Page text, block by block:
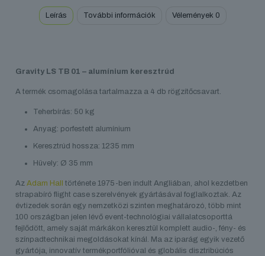
Leírás További információk Vélemények 0
Gravity LS TB 01 – alumínium keresztrúd
A termék csomagolása tartalmazza a 4 db rögzítőcsavart.
Teherbírás: 50 kg
Anyag: porfestett alumínium
Keresztrúd hossza: 1235 mm
Hüvely: Ø 35 mm
AzAdam Hall
története 1975-ben indult Angliában, ahol kezdetben
strapabíró flight case szerelvények gyártásával foglalkoztak. Az
évtizedek során egy nemzetközi szinten meghatározó, több mint
100 országban jelen lévő event-technológiai vállalatcsoporttá
fejlődött, amely saját márkákon keresztül komplett audio-, fény- és
színpadtechnikai megoldásokat kínál. Ma az iparág egyik vezető
gyártója, innovatív termékportfólióval és globális disztribúciós